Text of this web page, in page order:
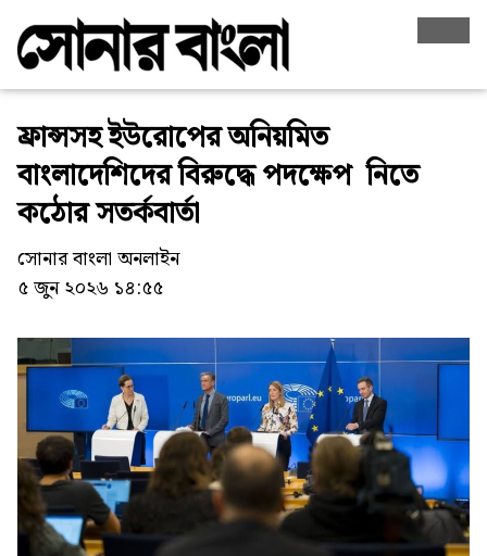
ফ্রান্সসহ ইউরোপের অনিয়মিত
বাংলাদেশিদের বিরুদ্ধে পদক্ষেপ নিতে
কঠোর সতর্কবার্তা
সোনার বাংলা অনলাইন
৫ জুন ২০২৬ ১৪:৫৫